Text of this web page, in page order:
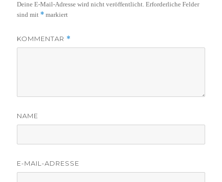
Deine E-Mail-Adresse wird nicht veröffentlicht. Erforderliche Felder
sind mit * markiert
KOMMENTAR *
NAME
E-MAIL-ADRESSE